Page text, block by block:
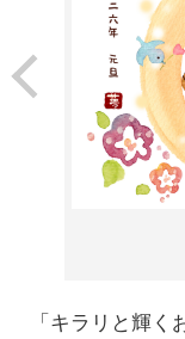
「キラリと輝く